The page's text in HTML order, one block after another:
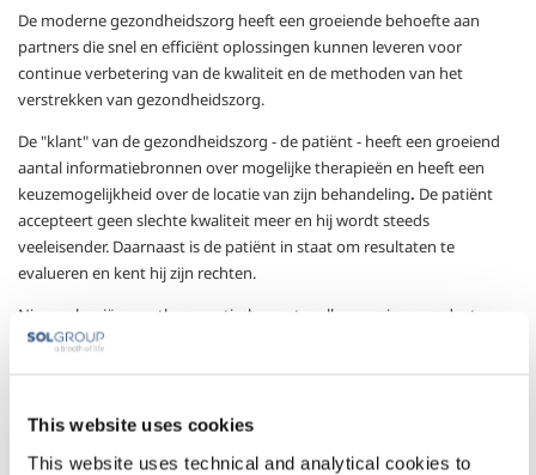
This website uses cookies
This website uses technical and analytical cookies to
De moderne gezondheidszorg heeft een groeiende behoefte aan
partners die snel en efficiënt oplossingen kunnen leveren voor
continue verbetering van de kwaliteit en de methoden van het
verstrekken van gezondheidszorg.
De "klant" van de gezondheidszorg - de patiënt - heeft een groeiend
aantal informatiebronnen over mogelijke therapieën en heeft een
keuzemogelijkheid over de locatie van zijn behandeling. De patiënt
accepteert geen slechte kwaliteit meer en hij wordt steeds
veeleisender. Daarnaast is de patiënt in staat om resultaten te
evalueren en kent hij zijn rechten.
Nieuwe hygiëne en therapeutische protocollen vereisen producten,
diensten en apparaten die gelijke tred houden met
waarborgen.
Het gezondheidssysteem moet zich dus concentreren op haar core